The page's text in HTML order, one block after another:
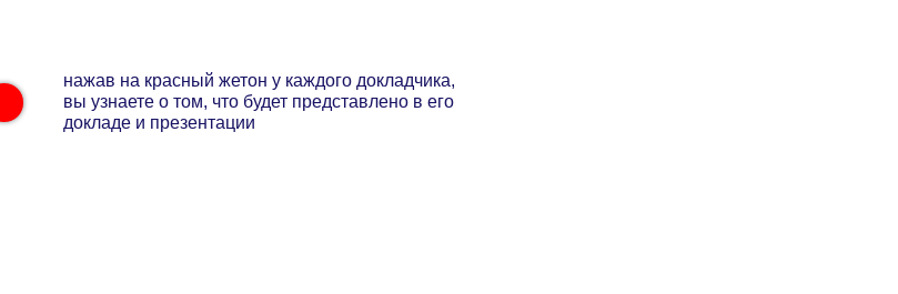
нажав на красный жетон у каждого докладчика,
вы узнаете о том, что будет представлено в его
докладе и презентации